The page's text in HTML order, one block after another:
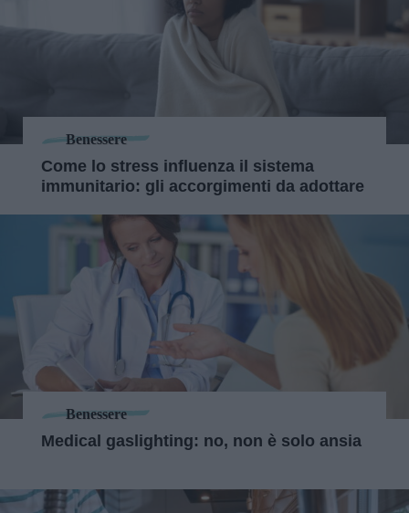
Benessere
Come lo stress influenza il sistema
immunitario: gli accorgimenti da adottare
Benessere
Medical gaslighting: no, non è solo ansia